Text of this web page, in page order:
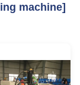
machine]